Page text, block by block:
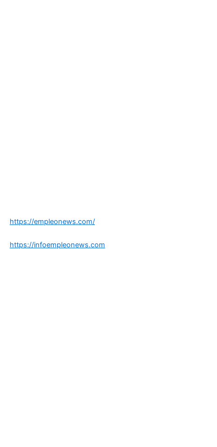
https://empleonews.com/
https://infoempleonews.com